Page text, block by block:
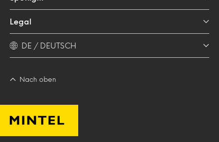
Legal
DE / DEUTSCH
Nach oben